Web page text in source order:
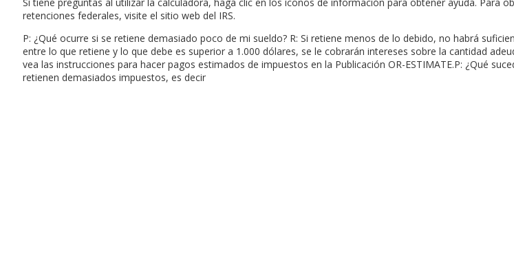
retenciones federales, visite el sitio web del IRS.
P: ¿Qué ocurre si se retiene demasiado poco de mi sueldo? R: Si retiene menos de lo debido, no habrá
entre lo que retiene y lo que debe es superior a 1.000 dólares, se le cobrarán intereses sobre la cantidad
vea las instrucciones para hacer pagos estimados de impuestos en la Publicación OR-ESTIMATE.P: ¿Qué
retienen demasiados impuestos, es decir